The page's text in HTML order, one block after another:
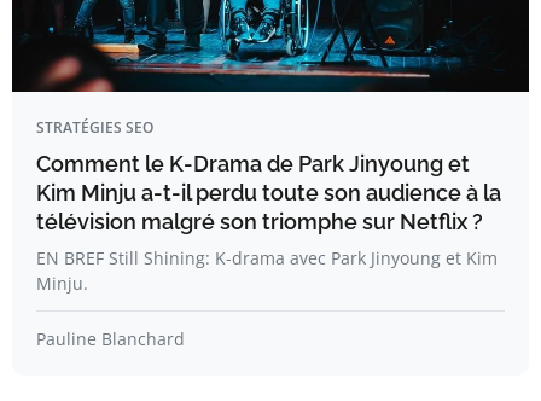
STRATÉGIES SEO
Comment le K-Drama de Park Jinyoung et
Kim Minju a-t-il perdu toute son audience à la
télévision malgré son triomphe sur Netflix ?
EN BREF Still Shining: K-drama avec Park Jinyoung et Kim
Minju.
Pauline Blanchard